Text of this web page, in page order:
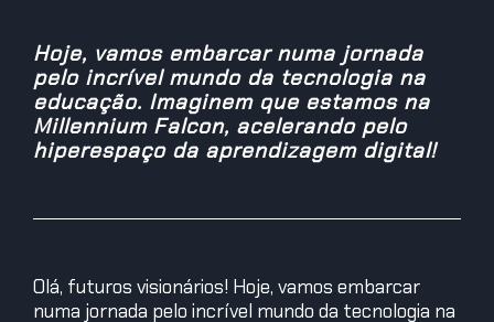
Hoje, vamos embarcar numa jornada
pelo incrível mundo da tecnologia na
educação. Imaginem que estamos na
Millennium Falcon, acelerando pelo
hiperespaço da aprendizagem digital!
Olá, futuros visionários! Hoje, vamos embarcar
numa jornada pelo incrível mundo da tecnologia na